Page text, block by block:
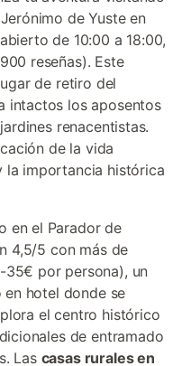
de Yuste en
de 10:00 a 18:00,
reseñas). Este
de retiro del
intactos los aposentos
renacentistas.
de la vida
la importancia histórica
en el Parador de
4,5/5 con más de
35€ por persona), un
hotel donde se
el centro histórico
de entramado
Las casas rurales en